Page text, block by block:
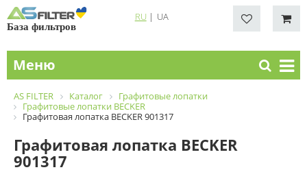
База фильтров
RU| UA
Меню
AS FILTER Каталог
Графитовые лопатки
Графитовые лопатки BECKER
Графитовая лопатка BECKER 901317
Графитовая лопатка BECKER
901317